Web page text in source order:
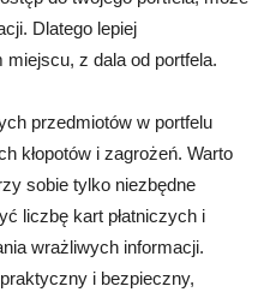
Dlatego lepiej
z dala od portfela.
przedmiotów w portfelu
kłopotów i zagrożeń. Warto
sobie tylko niezbędne
liczbę kart płatniczych i
wrażliwych informacji.
i bezpieczny,